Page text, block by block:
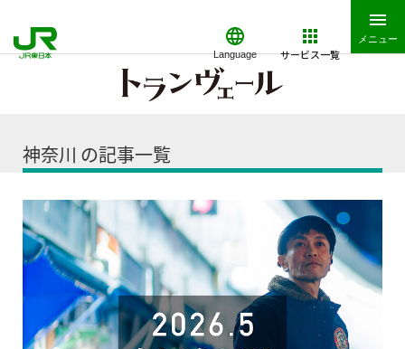
Language サービス一覧
メニュー
神奈川 の記事一覧